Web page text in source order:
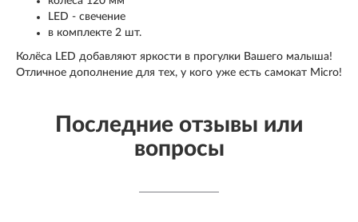
LED - свечение
в комплекте 2 шт.
Колёса LED добавляют яркости в прогулки Вашего малыша!
Отличное дополнение для тех, у кого уже есть самокат Micro!
Последние отзывы или
вопросы